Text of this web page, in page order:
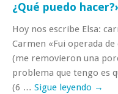
¿Qué puedo
Hoy nos escribe Elsa:
Carmen «Fui operada
(me removieron una
problema que tengo es
(6 … Sigue leyendo →